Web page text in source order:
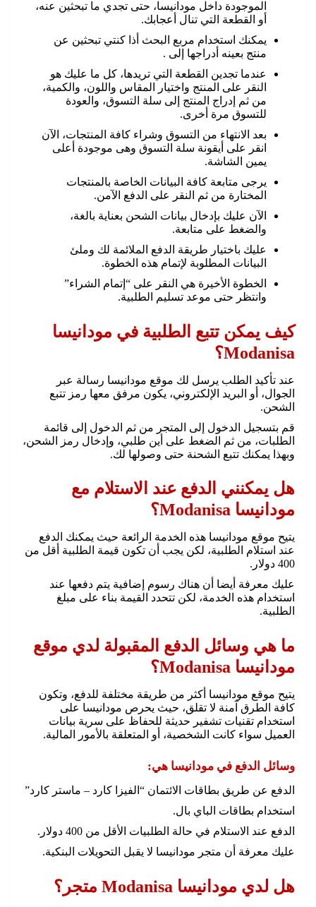
الموجودة داخل مودانيسا، حتى تجدي ما تبحثين عنه،
أو القطعة التي تنال أعجابك.
يمكنك استخدام مربع البحث أذا كنتي تبحثين عن
منتج بعينه أدراجها إلى .
عندما تجدين القطعة التي تريدها، كل ما عليك هو
النقر على المنتج واختيار المقاس واللون، والكمية،
من ثم إدراج المنتج إلى سلة التسوق، والعودة
للتسوق مرة أخرى.
بعد الانتهاء من التسوق وشراء كافة المنتجات، الآن
انقر على أيقونة سلة التسوق وهى موجودة أعلى
يمين الشاشة.
يرجى متابعة كافة البيانات الخاصة بالمنتجات
المختارة من ثم النقر على الدفع الآمن.
الآن عليك بإدخال بيانات الشحن بعناية بالغة،
والضغط على متابعة.
عليك باختيار طريقة الدفع الملائمة لك وملئ
البيانات المطلوبة لإتمام هذه الخطوة.
الخطوة الأخيرة هي النقر على “إتمام الشراء”
وانتظر حتى موعد تسليم الطلبية.
كيف يمكن تتبع الطلبية في مودانيسا
Modanisa؟
عند تأكيد الطلب يرسل لك موقع مودانيسا رسالة عبر
الجوال، أو البريد الإلكتروني، يكون مرفق معها رمز تتبع
الشحن.
قم بتسجيل الدخول إلى المتجر من ثم الدخول إلى قائمة
الطلبات، من ثم الضغط على أين طلبي، وإدخال رمز الشحن،
وبهذا يمكنك تتبع الشحنة حتى وصولها لك.
هل يمكنني الدفع عند الاستلام مع
مودانيسا Modanisa؟
يتيح موقع مودانيسا هذه الخدمة الرائعة حيث يمكنك الدفع
عند استلام الطلبية، لكن يجب أن تكون قيمة الطلبية أقل من
400 دولار.
عليك معرفة أيضا أن هناك رسوم إضافية يتم دفعها عند
استخدام هذه الخدمة، لكن تتحدد القيمة بناء على مبلغ
الطلبية.
ما هي وسائل الدفع المقبولة لدي موقع
مودانيسا Modanisa؟
يتيح موقع مودانيسا أكثر من طريقة مختلفة للدفع، وتكون
كافة الطرق آمنة لا تقلق، حيث يحرص مودانيسا على
استخدام تقنيات تشفير حديثة للحفاظ على سرية بيانات
العميل سواء كانت الشخصية، أو المتعلقة بالأمور المالية.
وسائل الدفع في مودانيسا هي:
الدفع عن طريق بطاقات الائتمان “الفيزا كارد – ماستر كارد”
استخدام بطاقات الباي بال.
الدفع عند الاستلام في حالة الطلبيات الأقل من 400 دولار.
عليك معرفة أن متجر مودانيسا لا يقبل التحويلات البنكية.
هل لدي مودانيسا Modanisa متجر؟